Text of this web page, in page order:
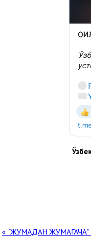
« “ЖУМАДАН ЖУМАГАЧА”